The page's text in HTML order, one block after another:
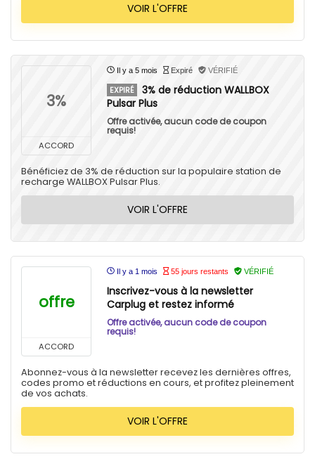
VOIR L'OFFRE
3%
ACCORD
Il y a 5 mois Expiré VÉRIFIÉ
EXPIRÉ
3% de réduction WALLBOX
Pulsar Plus
Offre activée, aucun code de coupon
requis!
Bénéficiez de 3% de réduction sur la populaire station de
recharge WALLBOX Pulsar Plus.
VOIR L'OFFRE
offre
ACCORD
Il y a 1 mois 55 jours restants VÉRIFIÉ
Inscrivez-vous à la newsletter
Carplug et restez informé
Offre activée, aucun code de coupon
requis!
Abonnez-vous à la newsletter recevez les dernières offres,
codes promo et réductions en cours, et profitez pleinement
de vos achats.
VOIR L'OFFRE